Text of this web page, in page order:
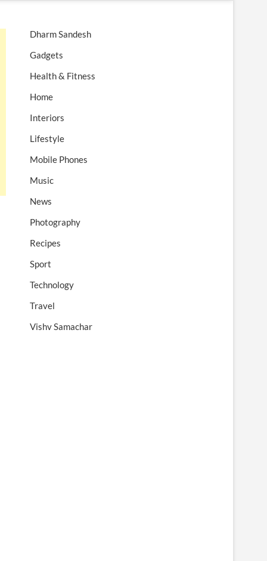
Dharm Sandesh
Gadgets
Health & Fitness
Home
Interiors
Lifestyle
Mobile Phones
Music
News
Photography
Recipes
Sport
Technology
Travel
Vishv Samachar